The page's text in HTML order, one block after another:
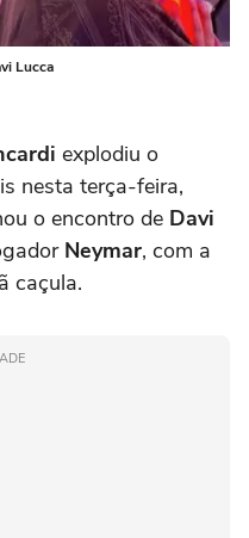
Lucca
explodiu o
nesta terça-feira,
o encontro de Davi
Neymar, com a
caçula.